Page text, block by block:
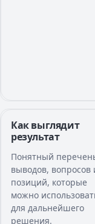
Как выглядит
результат
Понятный
выводов, вопросов
позиций, которые
можно
для дальнейшего
решения.